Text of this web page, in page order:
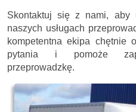
Skontaktuj się z nami, aby
naszych usługach
kompetentna ekipa chętnie
pytania i pomoże
przeprowadzkę.